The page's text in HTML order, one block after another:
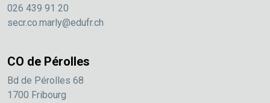
026 439 91 20
secr.co.marly@edufr.ch
CO de Pérolles
Bd de Pérolles 68
1700 Fribourg